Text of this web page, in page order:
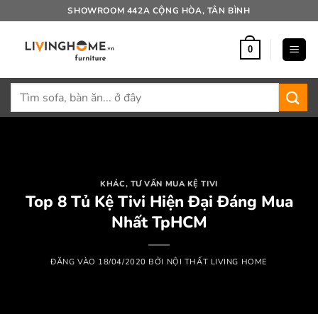
qua
SHOWROOM 442A CỘNG HÒA, TÂN BÌNH
0
Tìm
KHÁC, TƯ VẤN MUA KỆ TIVI
Top 8 Tủ Kệ Tivi Hiện Đại Đáng Mua
Nhất TpHCM
ĐĂNG VÀO 18/04/2020 BỞI NỘI THẤT LIVING HOME